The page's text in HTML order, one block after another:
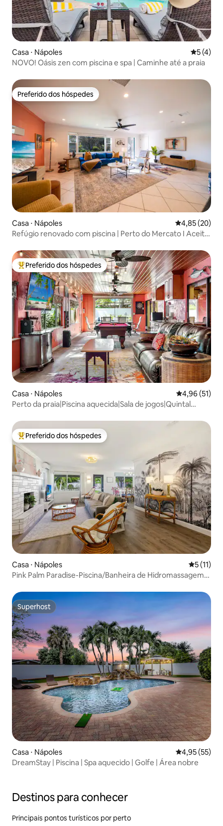
Casa ⋅ Nápoles 5 de
5 (4)
NOVO! Oásis zen com piscina e spa | Caminhe até a praia
Preferido dos hóspedes
Preferido dos hóspedes
Casa ⋅ Nápoles 4,85 de uma
4,85 (20)
Refúgio renovado com piscina | Perto do Mercato I Aceita
Entre os melhores preferidos dos hóspedes
Preferido dos hóspedes
Casa ⋅ Nápoles 4,96 de uma
4,96 (51)
Perto da praia|Piscina aquecida|Sala de jogos|Quintal
Entre os melhores preferidos dos hóspedes
Preferido dos hóspedes
Casa ⋅ Nápoles 5 de uma
5 (11)
Pink Palm Paradise-Piscina/Banheira de Hidromassagem-
Superhost
Superhost
Casa ⋅ Nápoles 4,95 de uma
4,95 (55)
DreamStay | Piscina | Spa aquecido | Golfe | Área nobre
Destinos para conhecer
Principais pontos turísticos por perto